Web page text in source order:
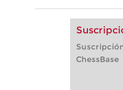
ChessBase